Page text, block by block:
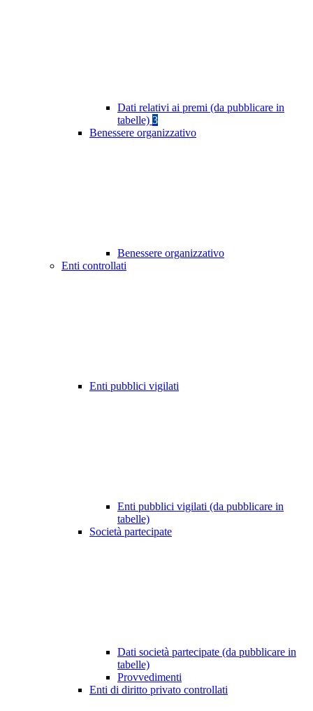
Dati relativi ai premi (da pubblicare in
tabelle) 3
Benessere organizzativo
Benessere organizzativo
Enti controllati
Enti pubblici vigilati
Enti pubblici vigilati (da pubblicare in
tabelle)
Società partecipate
Dati società partecipate (da pubblicare in
tabelle)
Provvedimenti
Enti di diritto privato controllati